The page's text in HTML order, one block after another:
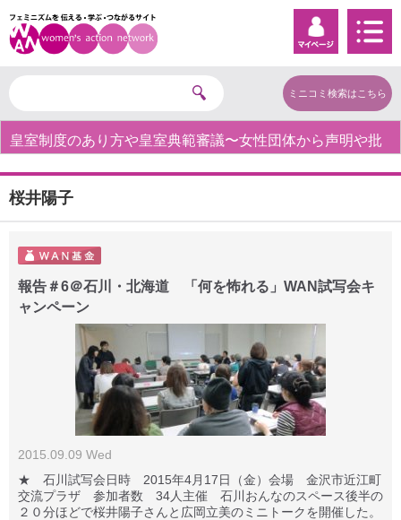
ミニコミ検索はこちら
皇室制度のあり方や皇室典範審議〜女性団体から声明や批
桜井陽子
報告＃6＠石川・北海道 「何を怖れる」WAN試写会キ
ャンペーン
2015.09.09 Wed
★ 石川試写会日時 2015年4月17日（金）会場 金沢市近江町
交流プラザ 参加者数 34人主催 石川おんなのスペース後半の
２０分ほどで桜井陽子さんと広岡立美のミニトークを開催した。